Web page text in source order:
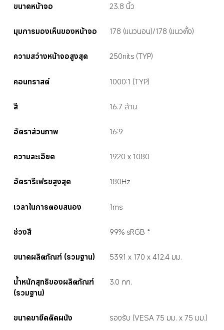
ขนาดหน้าจอ 23.8 นิ้ว
มุมการมองเห็นของหน้าจอ 178 (แนวนอน)/178 (แนวตั้ง)
ความสว่างหน้าจอสูงสุด 250nits (TYP)
คอนทราสต์ 1000:1 (TYP)
สี 16.7 ล้าน
อัตราส่วนภาพ 16:9
ความละเอียด 1920 x 1080
อัตรารีเฟรชสูงสุด 180Hz
เวลาในการตอบสนอง 1ms
ช่วงสี 99% sRGB *
ขนาดผลิตภัณฑ์ (รวมฐาน) 539.1 x 170 x 412.4 มม.
น้ำหนักสุทธิของผลิตภัณฑ์
(รวมฐาน)
3.0 กก.
ขนาดขายึดติดผนัง รองรับ (VESA 75 มม. x 75 มม.)